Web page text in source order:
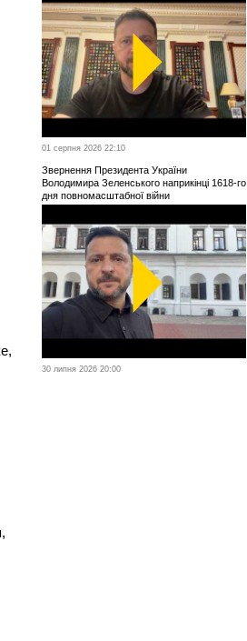
01 серпня 2026 22:10
Звернення Президента України
Володимира Зеленського наприкінці 1618-го
дня повномасштабної війни
30 липня 2026 20:00